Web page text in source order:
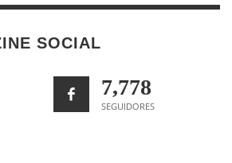
SOCIAL
7,778
SEGUIDORES